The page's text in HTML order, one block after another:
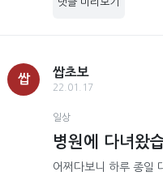
쌉
쌉초보
22.01.17
일상
병원에 다녀왔
어쩌다보니 하루 종일